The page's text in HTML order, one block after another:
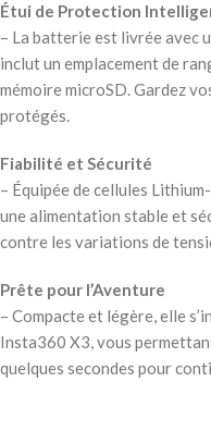
Étui de Protection
– La batterie est livrée avec
inclut un emplacement de
mémoire microSD. Gardez
protégés.
Fiabilité et Sécurité
– Équipée de cellules
une alimentation stable et
contre les variations de
Prête pour l’Aventure
– Compacte et légère, elle
Insta360 X3, vous
quelques secondes pour